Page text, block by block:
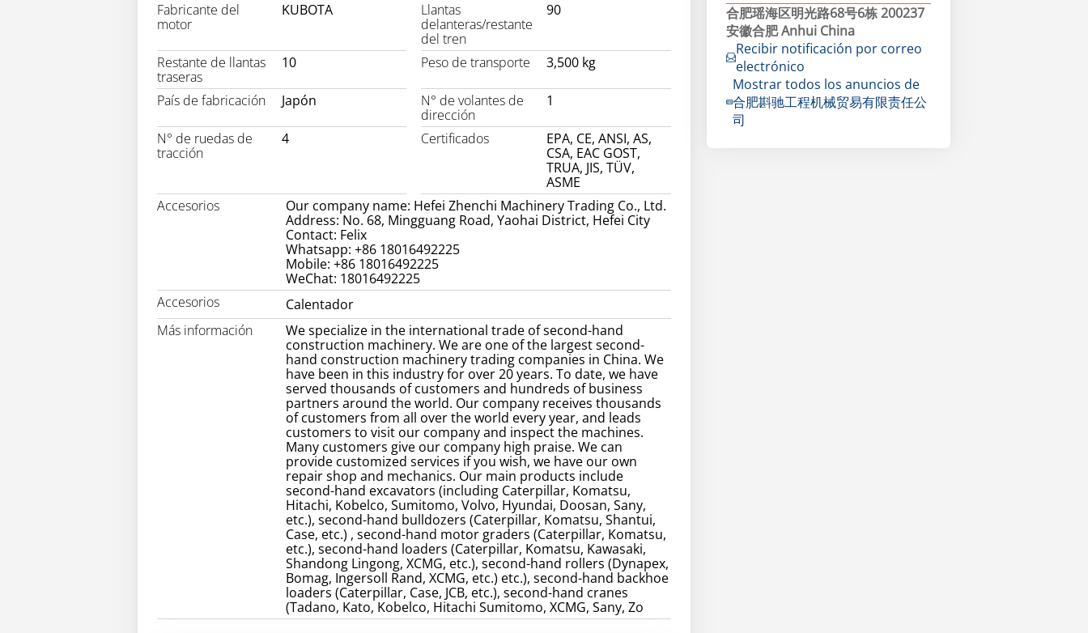
Fabricante del
motor
KUBOTA
Llantas
delanteras/restante
del tren
90
Restante de llantas
traseras
10 Peso de transporte 3,500 kg
País de fabricación Japón
N° de volantes de
dirección
1
N° de ruedas de
tracción
4 Certificados
EPA, CE, ANSI, AS,
CSA, EAC GOST,
TRUA, JIS, TÜV,
ASME
Accesorios
Our company name: Hefei Zhenchi Machinery Trading Co., Ltd.
Address: No. 68, Mingguang Road, Yaohai District, Hefei City
Contact: Felix
Whatsapp: +86 18016492225
Mobile: +86 18016492225
WeChat: 18016492225
Accesorios
Calentador
Más información
We specialize in the international trade of second-hand
construction machinery. We are one of the largest second-
hand construction machinery trading companies in China. We
have been in this industry for over 20 years. To date, we have
served thousands of customers and hundreds of business
partners around the world. Our company receives thousands
of customers from all over the world every year, and leads
customers to visit our company and inspect the machines.
Many customers give our company high praise. We can
provide customized services if you wish, we have our own
repair shop and mechanics. Our main products include
second-hand excavators (including Caterpillar, Komatsu,
Hitachi, Kobelco, Sumitomo, Volvo, Hyundai, Doosan, Sany,
etc.), second-hand bulldozers (Caterpillar, Komatsu, Shantui,
Case, etc.) , second-hand motor graders (Caterpillar, Komatsu,
etc.), second-hand loaders (Caterpillar, Komatsu, Kawasaki,
Shandong Lingong, XCMG, etc.), second-hand rollers (Dynapex,
Bomag, Ingersoll Rand, XCMG, etc.) etc.), second-hand backhoe
loaders (Caterpillar, Case, JCB, etc.), second-hand cranes
(Tadano, Kato, Kobelco, Hitachi Sumitomo, XCMG, Sany, Zo
合肥瑶海区明光路68号6栋 200237
安徽合肥 Anhui China
Recibir notificación por correo
electrónico
Mostrar todos los anuncios de
合肥斟驰工程机械贸易有限责任公
司